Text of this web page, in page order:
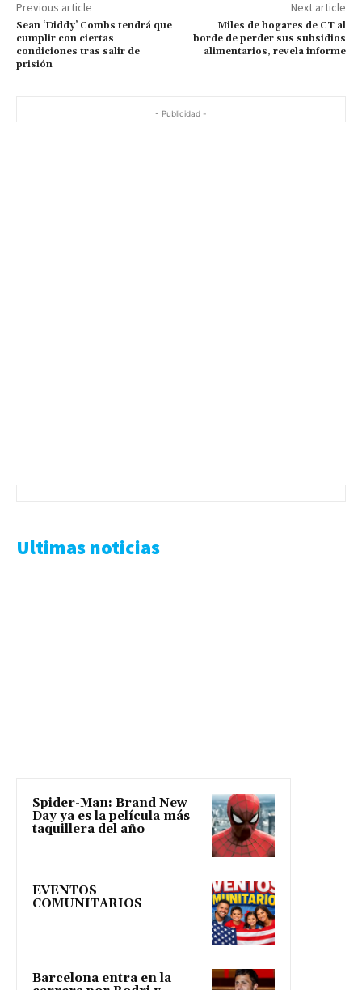
Previous article
Sean ‘Diddy’ Combs tendrá que
cumplir con ciertas
condiciones tras salir de
prisión
Next article
Miles de hogares de CT al
borde de perder sus subsidios
alimentarios, revela informe
- Publicidad -
Ultimas noticias
Spider-Man: Brand New
Day ya es la película más
taquillera del año
EVENTOS
COMUNITARIOS
Barcelona entra en la